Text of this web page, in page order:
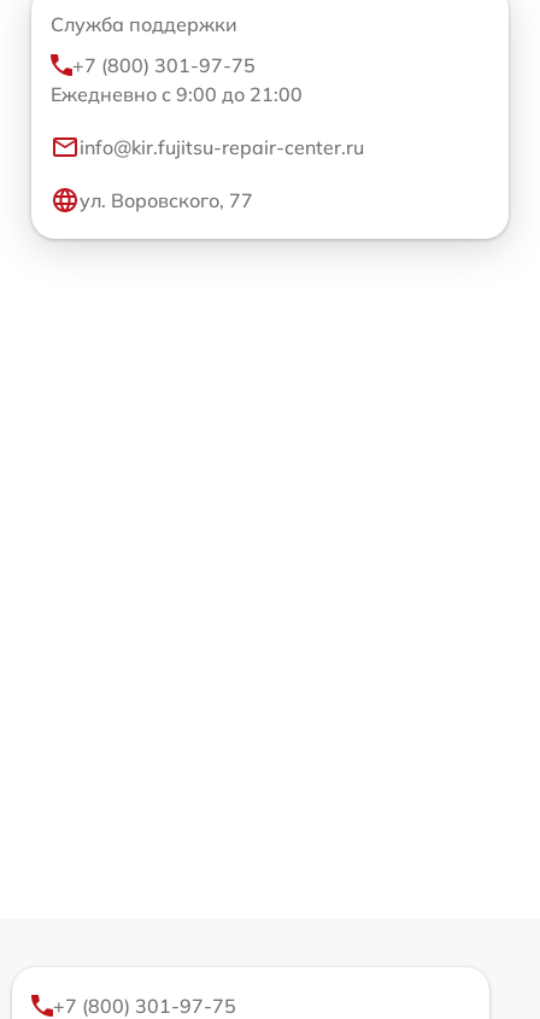
Служба поддержки
+7 (800) 301-97-75
Ежедневно с 9:00 до 21:00
info@kir.fujitsu-repair-center.ru
ул. Воровского, 77
+7 (800) 301-97-75